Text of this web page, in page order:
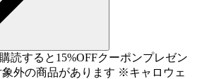
読すると15%OFFクーポンプレゼン
外の商品があります ※キャロウェ